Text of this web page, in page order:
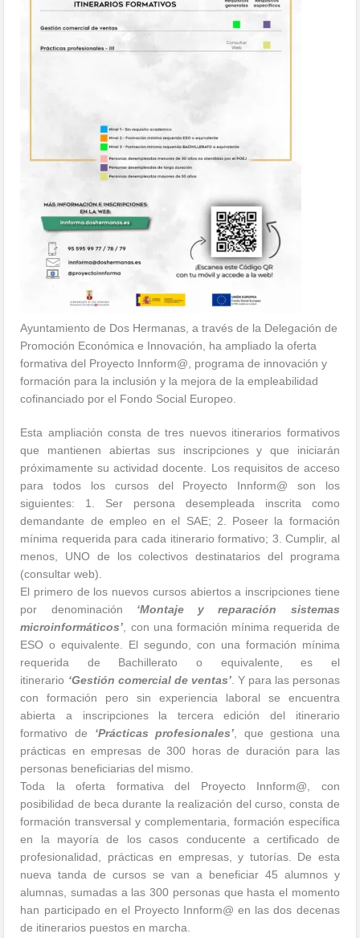
Ayuntamiento de Dos Hermanas, a través de la Delegación de
Promoción Económica e Innovación, ha ampliado la oferta
formativa del Proyecto Innform@, programa de innovación y
formación para la inclusión y la mejora de la empleabilidad
cofinanciado por el Fondo Social Europeo.
Esta ampliación consta de tres nuevos itinerarios formativos
que mantienen abiertas sus inscripciones y que iniciarán
próximamente su actividad docente. Los requisitos de acceso
para todos los cursos del Proyecto Innform@ son los
siguientes: 1. Ser persona desempleada inscrita como
demandante de empleo en el SAE; 2. Poseer la formación
mínima requerida para cada itinerario formativo; 3. Cumplir, al
menos, UNO de los colectivos destinatarios del programa
(consultar web).
El primero de los nuevos cursos abiertos a inscripciones tiene
por denominación ‘Montaje y reparación sistemas
microinformáticos’ , con una formación mínima requerida de
ESO o equivalente. El segundo, con una formación mínima
requerida de Bachillerato o equivalente, es el
itinerario ‘Gestión comercial de ventas’. Y para las personas
con formación pero sin experiencia laboral se encuentra
abierta a inscripciones la tercera edición del itinerario
formativo de ‘Prácticas profesionales’ , que gestiona una
prácticas en empresas de 300 horas de duración para las
personas beneficiarias del mismo.
Toda la oferta formativa del Proyecto Innform@, con
posibilidad de beca durante la realización del curso, consta de
formación transversal y complementaria, formación específica
en la mayoría de los casos conducente a certificado de
profesionalidad, prácticas en empresas, y tutorías. De esta
nueva tanda de cursos se van a beneficiar 45 alumnos y
alumnas, sumadas a las 300 personas que hasta el momento
han participado en el Proyecto Innform@ en las dos decenas
de itinerarios puestos en marcha.